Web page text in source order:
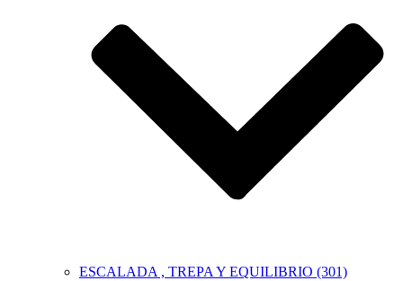
ESCALADA , TREPA Y EQUILIBRIO (301)